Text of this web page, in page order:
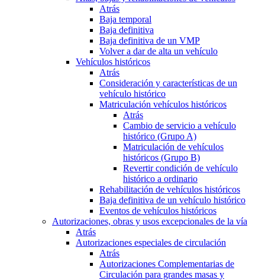
Atrás
Baja temporal
Baja definitiva
Baja definitiva de un VMP
Volver a dar de alta un vehículo
Vehículos históricos
Atrás
Consideración y características de un
vehículo histórico
Matriculación vehículos históricos
Atrás
Cambio de servicio a vehículo
histórico (Grupo A)
Matriculación de vehículos
históricos (Grupo B)
Revertir condición de vehículo
histórico a ordinario
Rehabilitación de vehículos históricos
Baja definitiva de un vehículo histórico
Eventos de vehículos históricos
Autorizaciones, obras y usos excepcionales de la vía
Atrás
Autorizaciones especiales de circulación
Atrás
Autorizaciones Complementarias de
Circulación para grandes masas y